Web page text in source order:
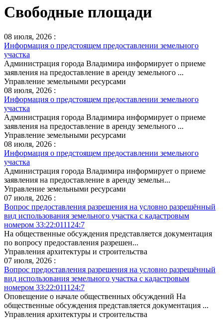
Свободные площади
08 июля, 2026 :
Информация о предстоящем предоставлении земельного
участка
Администрация города Владимира информирует о приеме
заявления на предоставление в аренду земельного ...
Управление земельными ресурсами
08 июля, 2026 :
Информация о предстоящем предоставлении земельного
участка
Администрация города Владимира информирует о приеме
заявления на предоставление в аренду земельного ...
Управление земельными ресурсами
08 июля, 2026 :
Информация о предстоящем предоставлении земельного
участка
Администрация города Владимира информирует о приеме
заявления на предоставление в аренду земельн...
Управление земельными ресурсами
07 июля, 2026 :
Вопрос предоставления разрешения на условно разрешённый
вид использования земельного участка с кадастровым
номером 33:22:011124:7
На общественные обсуждения представляется документация
по вопросу предоставления разрешен...
Управления архитектуры и строительства
07 июля, 2026 :
Вопрос предоставления разрешения на условно разрешённый
вид использования земельного участка с кадастровым
номером 33:22:011124:7
Оповещение о начале общественных обсуждений На
общественные обсуждения представляется документация ...
Управления архитектуры и строительства